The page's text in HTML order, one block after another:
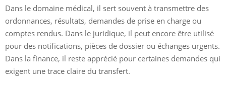
Dans le domaine médical, il sert souvent à transmettre des
ordonnances, résultats, demandes de prise en charge ou
comptes rendus. Dans le juridique, il peut encore être utilisé
pour des notifications, pièces de dossier ou échanges urgents.
Dans la finance, il reste apprécié pour certaines demandes qui
exigent une trace claire du transfert.